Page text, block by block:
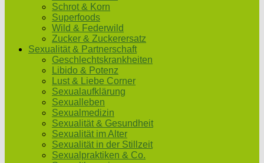
Schrot & Korn
Superfoods
Wild & Federwild
Zucker & Zuckerersatz
Sexualität & Partnerschaft
Geschlechtskrankheiten
Libido & Potenz
Lust & Liebe Corner
Sexualaufklärung
Sexualleben
Sexualmedizin
Sexualität & Gesundheit
Sexualität im Alter
Sexualität in der Stillzeit
Sexualpraktiken & Co.